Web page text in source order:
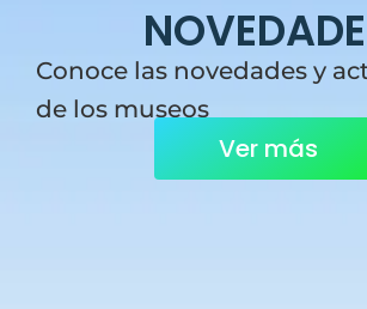
Conoce las novedades y
de los museos
Ver más